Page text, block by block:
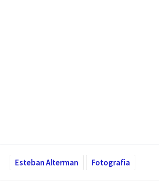
Esteban Alterman Fotografia